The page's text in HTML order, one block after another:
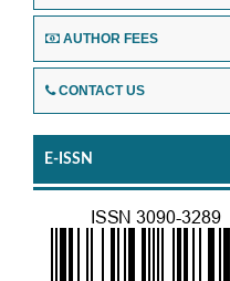
AUTHOR FEES
CONTACT US
E-ISSN